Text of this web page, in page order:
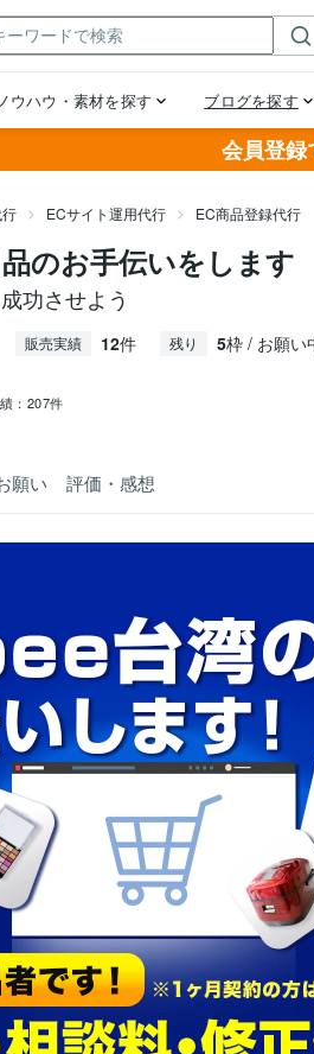
会員登録
ECサイト運用代行 EC商品登録代行
のお手伝いをします
功させよう
販売実績 12件 残り 5枠 / お願い
： 207件
願い 評価・感想